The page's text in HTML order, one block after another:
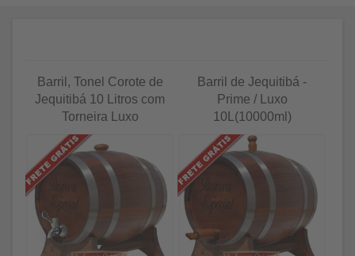
Barril, Tonel Corote de
Jequitibá 10 Litros com
Torneira Luxo
Barril de Jequitibá -
Prime / Luxo
10L(10000ml)